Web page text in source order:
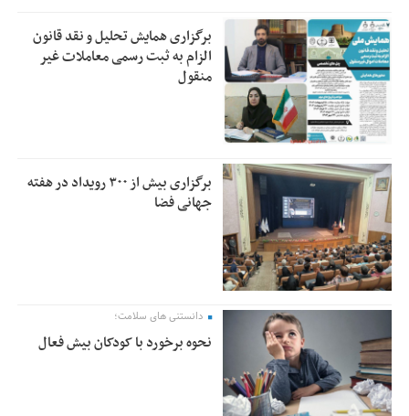
برگزاری همایش تحلیل و نقد قانون
الزام به ثبت رسمی معاملات غیر
منقول
برگزاری بیش از ۳۰۰ رویداد در هفته
جهانی فضا
دانستنی های سلامت؛
نحوه برخورد با کودکان بیش فعال